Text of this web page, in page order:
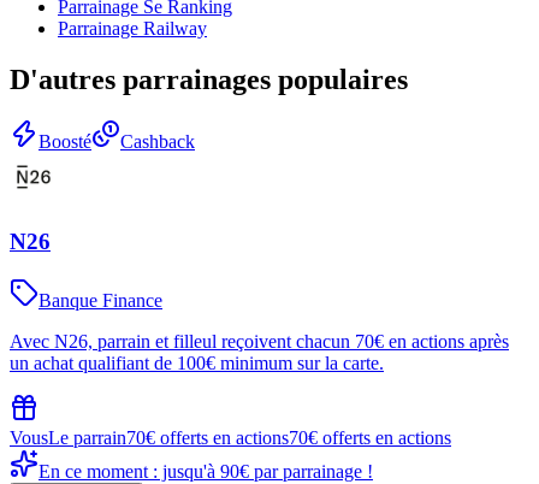
Parrainage Se Ranking
Parrainage Railway
D'autres parrainages populaires
Boosté Cashback
N26
Banque Finance
Avec N26, parrain et filleul reçoivent chacun 70€ en actions après
un achat qualifiant de 100€ minimum sur la carte.
VousLe parrain70€ offerts en actions70€ offerts en actions
En ce moment : jusqu'à 90€ par parrainage !